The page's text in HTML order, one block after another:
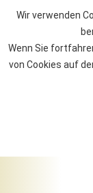
Wir verwenden
Wenn Sie
von Cookies auf